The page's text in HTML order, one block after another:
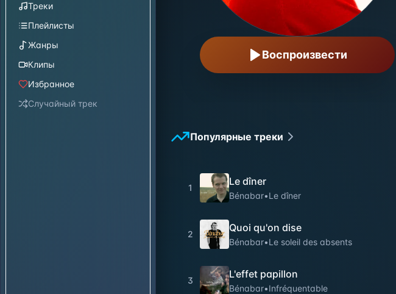
Треки
Плейлисты
Жанры
Клипы
Избранное
Случайный трек
Воспроизвести
Популярные треки
1
Le dîner
Bénabar•Le dîner
2
Quoi qu'on dise
Bénabar•Le soleil des absents
3
L'effet papillon
Bénabar•Infréquentable